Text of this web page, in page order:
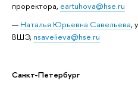
проректора, eartuhova@hse.ru
Наталья Юрьевна Савельева,
ВШЭ, nsavelieva@hse.ru
Санкт-Петербург